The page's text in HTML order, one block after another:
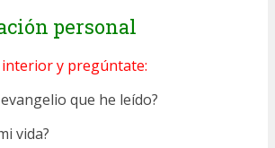
personal
y pregúntate:
que he leído?
vida?